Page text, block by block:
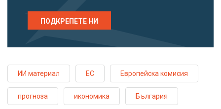
ПОДКРЕПЕТЕ НИ
ИИ материал ЕС Европейска комисия
прогноза икономика България